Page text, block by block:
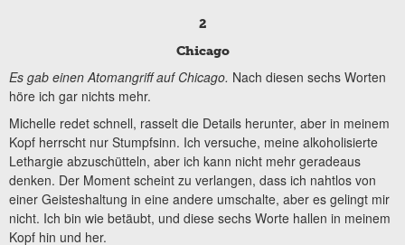
2
Chicago
Es gab einen Atomangriff auf Chicago. Nach diesen sechs Worten
höre ich gar nichts mehr.
Michelle redet schnell, rasselt die Details herunter, aber in meinem
Kopf herrscht nur Stumpfsinn. Ich versuche, meine alkoholisierte
Lethargie abzuschütteln, aber ich kann nicht mehr geradeaus
denken. Der Moment scheint zu verlangen, dass ich nahtlos von
einer Geisteshaltung in eine andere umschalte, aber es gelingt mir
nicht. Ich bin wie betäubt, und diese sechs Worte hallen in meinem
Kopf hin und her.